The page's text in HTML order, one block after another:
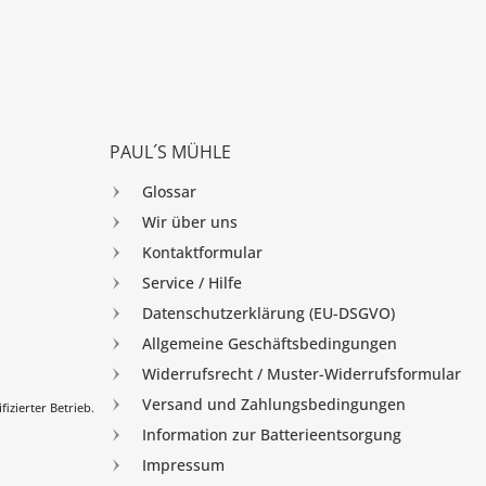
Betrieb.
PAUL´S MÜHLE
Glossar
Wir über uns
Kontaktformular
Service / Hilfe
Datenschutzerklärung (EU-DSGVO)
Allgemeine Geschäftsbedingungen
Widerrufsrecht / Muster-Widerrufsformular
Versand und Zahlungsbedingungen
Information zur Batterieentsorgung
Impressum